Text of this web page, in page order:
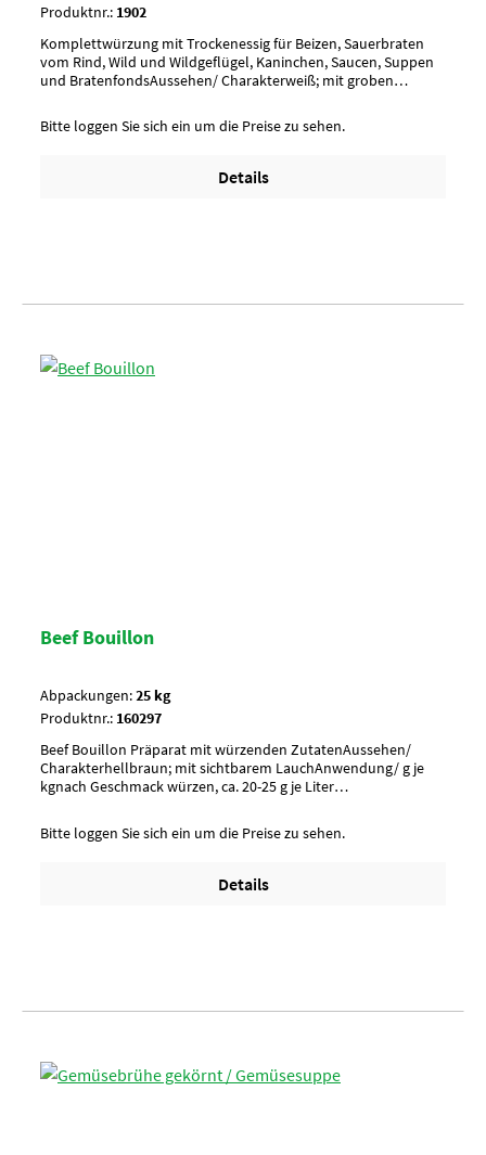
Produktnr.: 1902
Komplettwürzung mit Trockenessig für Beizen, Sauerbraten
vom Rind, Wild und Wildgeflügel, Kaninchen, Saucen, Suppen
und BratenfondsAussehen/ Charakterweiß; mit groben
Lorbeerlaub, Piment, NelkenAnwendung/ g je kgnach
Geschmack, 50 g je Ltr. WasserUmverpackung20 Btl. je Krt. (DF
geeignetKoscherUnterliegt GHS
Bitte loggen Sie sich ein um die Preise zu sehen.
Details
Beef Bouillon
Abpackungen:25 kg
Produktnr.: 160297
Beef Bouillon Präparat mit würzenden ZutatenAussehen/
Charakterhellbraun; mit sichtbarem LauchAnwendung/ g je
kgnach Geschmack würzen, ca. 20-25 g je Liter
geeignet
Bitte loggen Sie sich ein um die Preise zu sehen.
Details